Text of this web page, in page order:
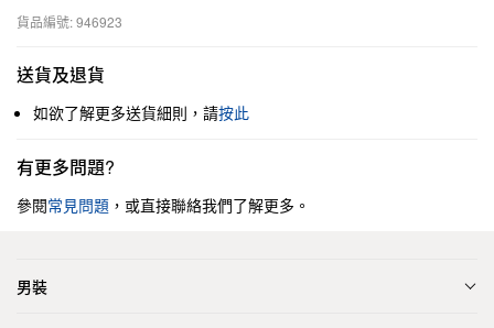
貨品編號: 946923
送貨及退貨
如欲了解更多送貨細則，請按此
有更多問題?
參閱常見問題 ，或直接聯絡我們了解更多。
男裝